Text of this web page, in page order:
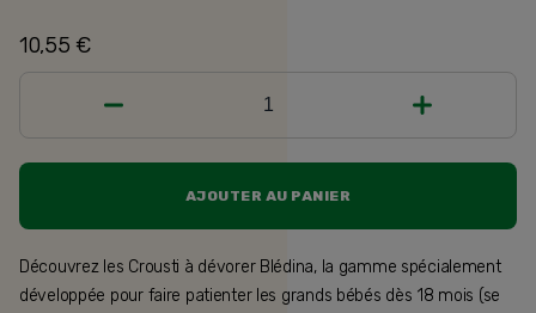
10,55 €
1
AJOUTER AU PANIER
Découvrez les Crousti à dévorer Blédina, la gamme spécialement
développée pour faire patienter les grands bébés dès 18 mois (se